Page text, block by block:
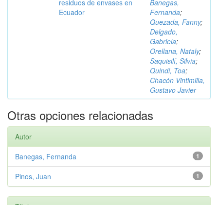
residuos de envases en
Ecuador
Banegas,
Fernanda;
Quezada, Fanny;
Delgado,
Gabriela;
Orellana, Nataly;
Saquisilí, Silvia;
Quindi, Toa;
Chacón Vintimilla,
Gustavo Javier
Otras opciones relacionadas
Autor
1
Banegas, Fernanda
1
Pinos, Juan